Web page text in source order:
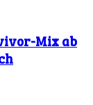
Mix ab